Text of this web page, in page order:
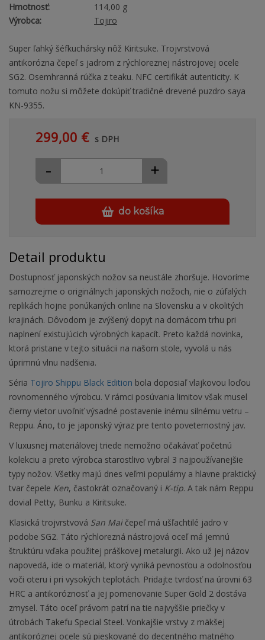
Hmotnosť:
114,00 g
Výrobca:
Tojiro
Super ľahký šéfkuchársky nôž Kiritsuke. Trojvrstvová
antikorózna čepeľ s jadrom z rýchloreznej nástrojovej ocele
SG2. Osemhranná rúčka z teaku. NFC certifikát autenticity. K
tomuto nožu si môžete dokúpiť tradičné drevené puzdro saya
KN-9355.
299,00 € s DPH
+
-
do košíka
Detail produktu
Dostupnosť japonských nožov sa neustále zhoršuje. Hovoríme
samozrejme o originálnych japonských nožoch, nie o zúfalých
replikách hojne ponúkaných online na Slovensku a v okolitých
krajinách. Dôvodom je zvýšený dopyt na domácom trhu pri
naplnení existujúcich výrobných kapacít. Preto každá novinka,
ktorá pristane v tejto situácii na našom stole, vyvolá u nás
úprimnú vlnu nadšenia.
Séria Tojiro Shippu Black Edition bola doposiaľ vlajkovou loďou
rovnomenného výrobcu. V rámci posúvania limitov však musel
čierny vietor uvoľniť výsadné postavenie inému silnému vetru –
Reppu. Áno, to je japonský výraz pre tento poveternostný jav.
V luxusnej materiálovej triede nemožno očakávať početnú
kolekciu a preto výrobca starostlivo vybral 3 najpoužívanejšie
typy nožov. Všetky majú dnes veľmi populárny a hlavne praktický
tvar čepele Ken, častokrát označovaný i K-tip. A tak nám Reppu
dovial Petty, Bunku a Kiritsuke.
Klasická trojvrstvová San Maičepeľ má ušľachtilé jadro v
podobe SG2. Táto rýchlorezná nástrojová oceľ má jemnú
štruktúru vďaka použitej práškovej metalurgii. Ako už jej názov
napovedá, ide o materiál, ktorý vyniká pevnosťou a odolnosťou
voči oteru i pri vysokých teplotách. Pridajte tvrdosť na úrovni 63
HRC a antikoróznosť a jej pomenovanie Super Gold 2 dostáva
zmysel. Táto oceľ právom patrí na tie najvyššie priečky v
útrobách Takefu Special Steel. Vonkajšie vrstvy z mäkšej
antikoróznej ocele sú pieskované do decentného matného